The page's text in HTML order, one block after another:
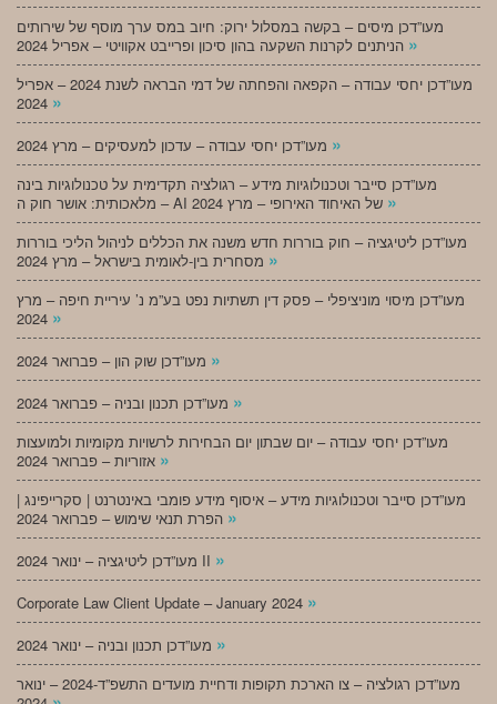
מעו”דכן מיסים – בקשה במסלול ירוק: חיוב במס ערך מוסף של שירותים
»
מעו”דכן יחסי עבודה – הקפאה והפחתה של דמי הבראה לשנת 2024 – אפריל
»
»
מעו”דכן סייבר וטכנולוגיות מידע – רגולציה תקדימית על טכנולוגיות בינה
»
מעו”דכן ליטיגציה – חוק בוררות חדש משנה את הכללים לניהול הליכי בוררות
»
מעו”דכן מיסוי מוניציפלי – פסק דין תשתיות נפט בע”מ נ’ עיריית חיפה – מרץ
»
»
»
מעו”דכן יחסי עבודה – יום שבתון יום הבחירות לרשויות מקומיות ולמועצות
»
מעו”דכן סייבר וטכנולוגיות מידע – איסוף מידע פומבי באינטרנט | סקרייפינג |
»
מעו”דכן ליטיגציה – ינואר 2024 II »
Corporate Law Client Update – January 2024 »
»
מעו”דכן רגולציה – צו הארכת תקופות ודחיית מועדים התשפ”ד-2024 – ינואר